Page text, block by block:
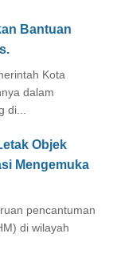
Bantuan
Kota
dalam
di...
Objek
Mengemuka
pencantuman
di wilayah